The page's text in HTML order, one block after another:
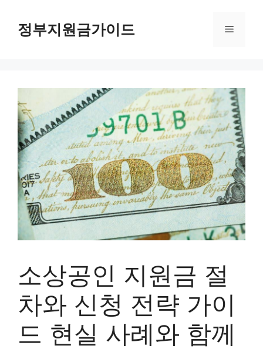
정부지원금가이드 메
소상공인 지원금 절
차와 신청 전략 가이
드 현실 사례와 함께